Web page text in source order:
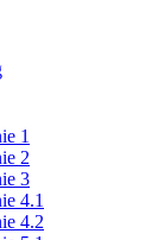
1
2
3
4.1
4.2